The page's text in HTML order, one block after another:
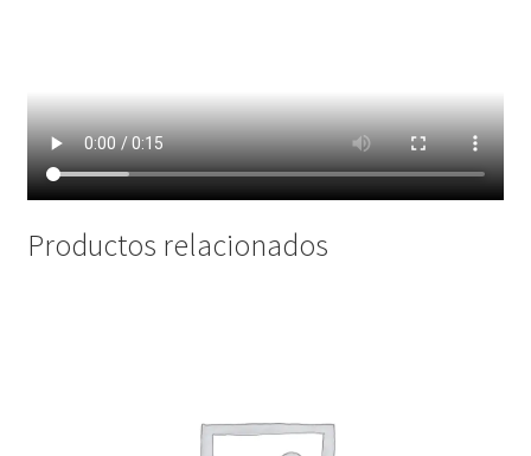
Productos relacionados